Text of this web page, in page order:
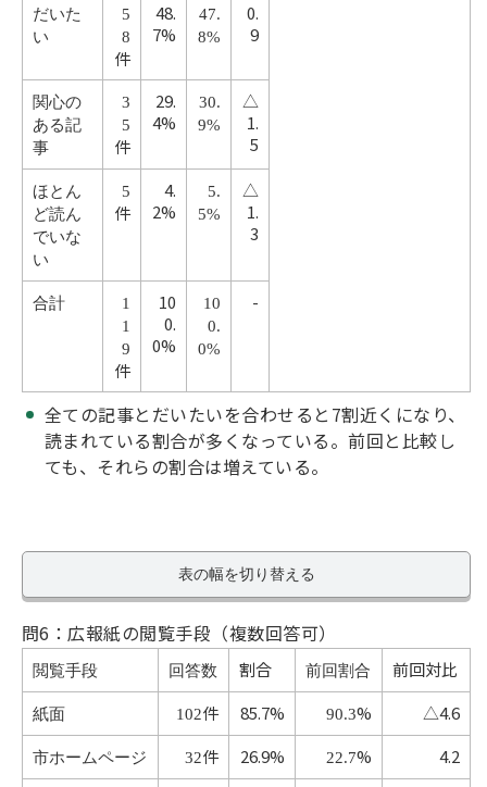
だいた
い
5
8
件
48.
7%
47.
8%
0.
9
関心の
ある記
事
3
5
件
29.
4%
30.
9%
△
1.
5
ほとん
ど読ん
でいな
い
5
件
4.
2%
5.
5%
△
1.
3
合計
1
1
9
件
10
0.
0%
10
0.
0%
-
全ての記事とだいたいを合わせると7割近くになり、
読まれている割合が多くなっている。前回と比較し
ても、それらの割合は増えている。
表の幅を切り替える
問6：広報紙の閲覧手段（複数回答可）
閲覧手段 回答数 割合 前回割合 前回対比
紙面 102件 85.7% 90.3% △4.6
市ホームページ 32件 26.9% 22.7% 4.2